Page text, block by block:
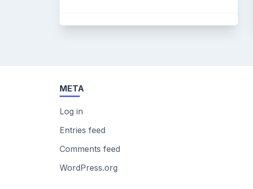
META
Log in
Entries feed
Comments feed
WordPress.org